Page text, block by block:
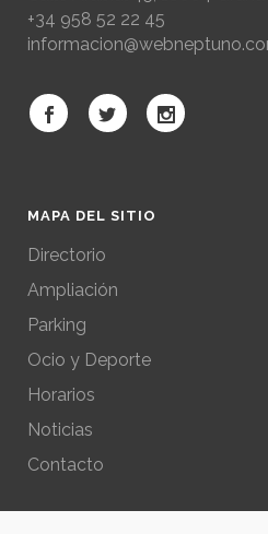
+34 958 52 22 45
MAPA DEL SITIO
Directorio
Ampliación
Parking
Ocio y Deporte
Horarios
Noticias
Contacto